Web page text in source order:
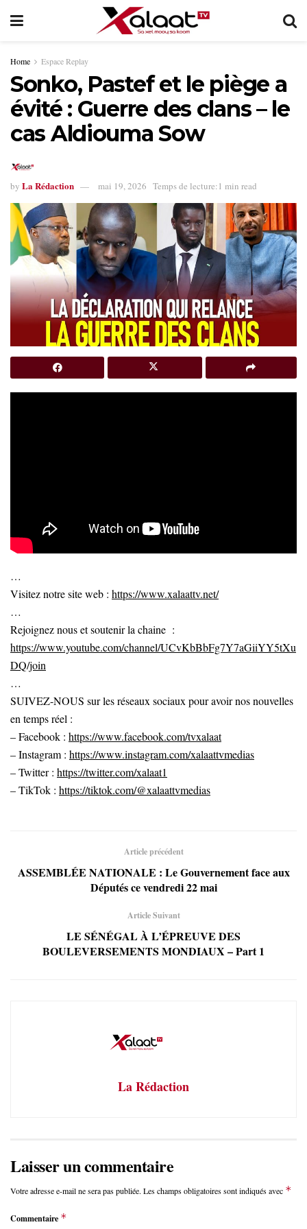
Home Espace Replay
Sonko, Pastef et le piège a
évité : Guerre des clans – le
cas Aldiouma Sow
by La Rédaction mai 19, 2026 Temps de lecture:1 min read
…
Visitez notre site web : https://www.xalaattv.net/
…
Rejoignez nous et soutenir la chaine :
https://www.youtube.com/channel/UCvKbBbFg7Y7aGiiYY5tXu
DQ/join
…
SUIVEZ-NOUS sur les réseaux sociaux pour avoir nos nouvelles
en temps réel :
– Facebook : https://www.facebook.com/tvxalaat
– Instagram : https://www.instagram.com/xalaattvmedias
– Twitter : https://twitter.com/xalaat1
– TikTok : https://tiktok.com/@xalaattvmedias
Article précédent
ASSEMBLÉE NATIONALE : Le Gouvernement face aux
Députés ce vendredi 22 mai
Article Suivant
LE SÉNÉGAL À L’ÉPREUVE DES
BOULEVERSEMENTS MONDIAUX – Part 1
La Rédaction
Laisser un commentaire
Votre adresse e-mail ne sera pas publiée. Les champs obligatoires sont indiqués avec *
Commentaire *